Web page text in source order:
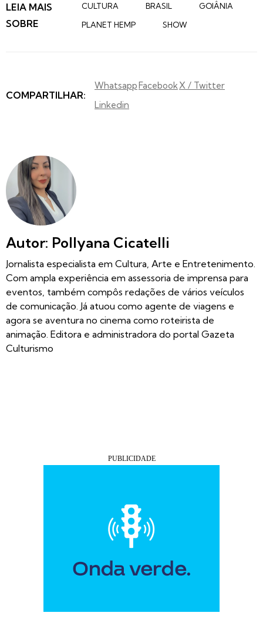
LEIA MAIS
SOBRE
CULTURA BRASIL
GOIÂNIA
PLANET HEMP
SHOW
COMPARTILHAR:
WhatsappFacebook X / Twitter
Linkedin
Autor: Pollyana Cicatelli
Jornalista especialista em Cultura, Arte e Entretenimento.
Com ampla experiência em assessoria de imprensa para
eventos, também compôs redações de vários veículos
de comunicação. Já atuou como agente de viagens e
agora se aventura no cinema como roteirista de
animação. Editora e administradora do portal Gazeta
Culturismo